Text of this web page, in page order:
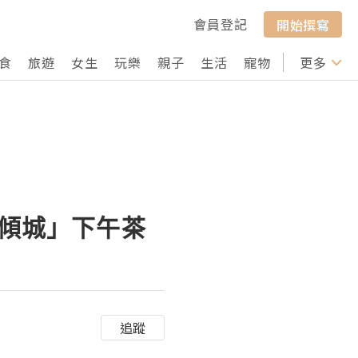
會員登記
開始撰寫
旅遊 女生 玩樂 親子 生活 寵物 行山 打卡
更多
城」下午茶
追蹤